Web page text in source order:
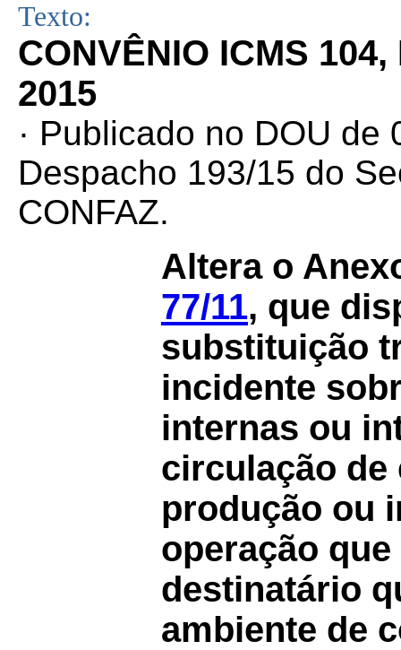
Texto:
CONVÊNIO ICMS
2015
· Publicado no DOU
Despacho 193/15 do
CONFAZ.
Altera o
77/11, que
substituição
incidente
internas ou
circulação de
produção ou
operação
destinatário
ambiente de